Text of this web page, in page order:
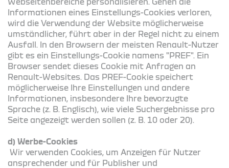
Informationen eines Einstellungs-Cookies verloren,
wird die Verwendung der Website möglicherweise
umständlicher, führt aber in der Regel nicht zu einem
Ausfall. In den Browsern der meisten Renault-Nutzer
gibt es ein Einstellungs-Cookie namens "PREF". Ein
Browser sendet dieses Cookie mit Anfragen an
Renault-Websites. Das PREF-Cookie speichert
möglicherweise Ihre Einstellungen und andere
Informationen, insbesondere Ihre bevorzugte
Sprache (z. B. Englisch), wie viele Suchergebnisse pro
Seite angezeigt werden sollen (z. B. 10 oder 20).
d) Werbe-Cookies
Wir verwenden Cookies, um Anzeigen für Nutzer
ansprechender und für Publisher und